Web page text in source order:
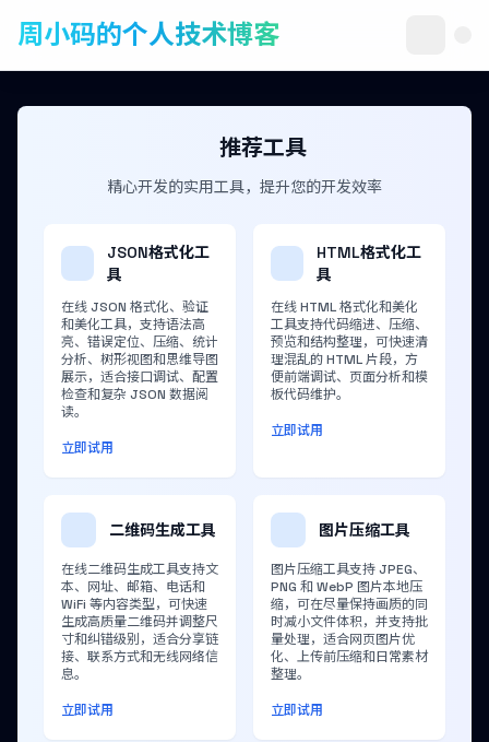
周小码的个人技术博客
推荐工具
精心开发的实用工具，提升您的开发效率
JSON格式化工
具
在线 JSON 格式化、验证
和美化工具，支持语法高
亮、错误定位、压缩、统计
分析、树形视图和思维导图
展示，适合接口调试、配置
检查和复杂 JSON 数据阅
读。
立即试用
HTML格式化工
具
在线 HTML 格式化和美化
工具支持代码缩进、压缩、
预览和结构整理，可快速清
理混乱的 HTML 片段，方
便前端调试、页面分析和模
板代码维护。
立即试用
二维码生成工具
在线二维码生成工具支持文
本、网址、邮箱、电话和
WiFi 等内容类型，可快速
生成高质量二维码并调整尺
寸和纠错级别，适合分享链
接、联系方式和无线网络信
息。
立即试用
图片压缩工具
图片压缩工具支持 JPEG、
PNG 和 WebP 图片本地压
缩，可在尽量保持画质的同
时减小文件体积，并支持批
量处理，适合网页图片优
化、上传前压缩和日常素材
整理。
立即试用